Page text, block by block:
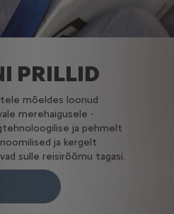
PRILLID
mõeldes loonud
merehaigusele -
ja pehmelt
ja kergelt
sulle reisirõõmu tagasi.